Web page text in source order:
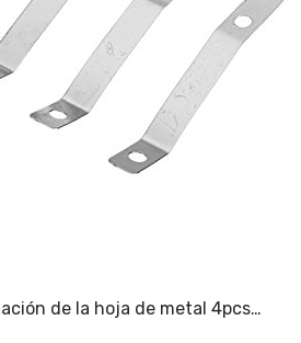
de la hoja de metal 4pcs…